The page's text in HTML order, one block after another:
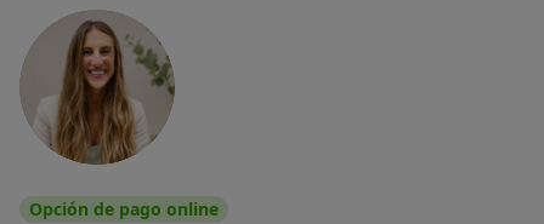
Opción de pago online